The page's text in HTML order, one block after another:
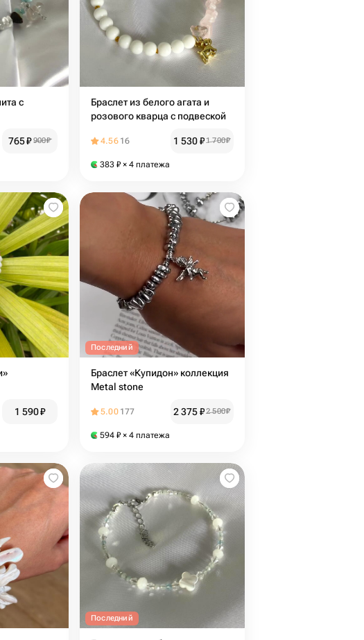
с
765₽ 900₽
Браслет из белого агата и
розового кварца с подвеской
4.56 16 1 530₽1 700₽
383 ₽ × 4 платежа
1 590₽
Последний
Браслет «Купидон» коллекция
Metal stone
5.00 177 2 375₽2 500₽
594 ₽ × 4 платежа
Последний